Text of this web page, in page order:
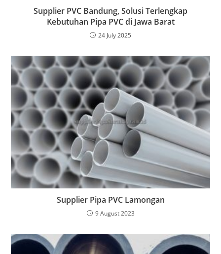
Supplier PVC Bandung, Solusi Terlengkap
Kebutuhan Pipa PVC di Jawa Barat
24 July 2025
Supplier Pipa PVC Lamongan
9 August 2023